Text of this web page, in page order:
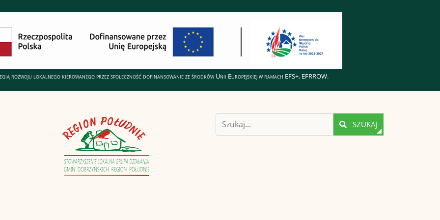
rozwoju lokalnego kierowanego przez społeczność dofinansowanie ze środków Unii Europejskiej w ramach EFS+, EFRROW.
SZUKAJ